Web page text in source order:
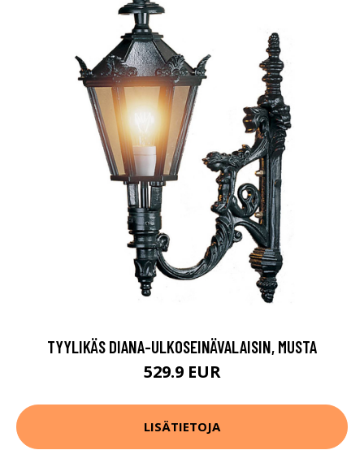
TYYLIKÄS DIANA-ULKOSEINÄVALAISIN, MUSTA
529.9 EUR
LISÄTIETOJA